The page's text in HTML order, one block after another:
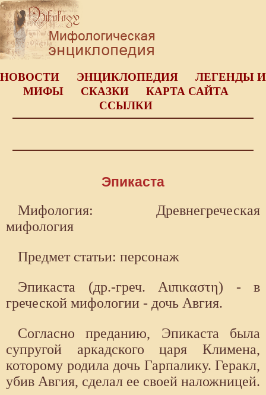
НОВОСТИ ЭНЦИКЛОПЕДИЯ
ЛЕГЕНДЫ И
МИФЫ
СКАЗКИ
КАРТА САЙТА
ССЫЛКИ
Эпикаста
Мифология: Древнегреческая
мифология
Предмет статьи: персонаж
Эпикаста (др.-греч. Αιπικαστη) - в
греческой мифологии - дочь Авгия.
Согласно преданию, Эпикаста была
супругой аркадского царя Климена,
которому родила дочь Гарпалику. Геракл,
убив Авгия, сделал ее своей наложницей.